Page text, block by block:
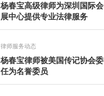
杨春宝高级律师为深圳国际会
展中心提供专业法律服务
律师服务动态
杨春宝律师被美国传记协会委
任为名誉委员